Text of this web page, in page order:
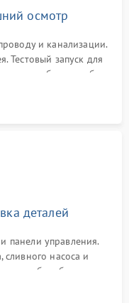
осмотр
и канализации.
Тестовый запуск для
или сбоев в работе
деталей
панели управления.
насоса и
барабана и
люка на разрывы.